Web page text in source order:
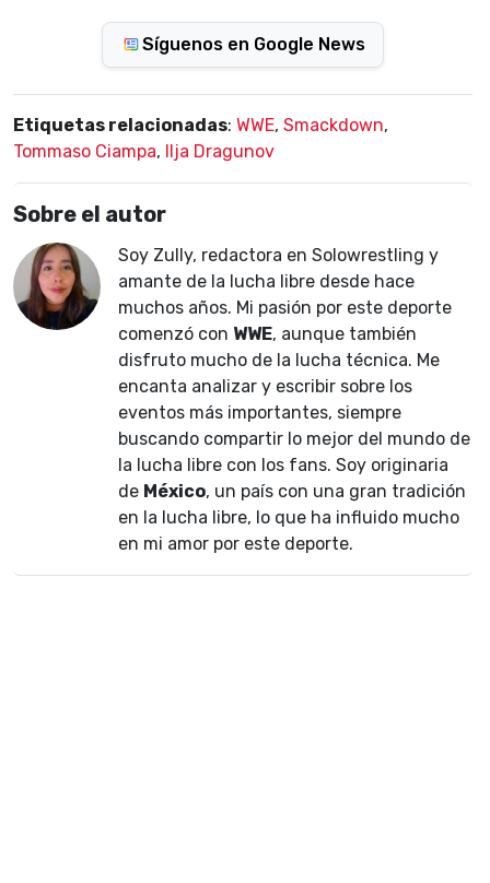
Síguenos en Google News
Etiquetas relacionadas: WWE, Smackdown,
Tommaso Ciampa, Ilja Dragunov
Sobre el autor
Soy Zully, redactora en Solowrestling y
amante de la lucha libre desde hace
muchos años. Mi pasión por este deporte
comenzó con WWE, aunque también
disfruto mucho de la lucha técnica. Me
encanta analizar y escribir sobre los
eventos más importantes, siempre
buscando compartir lo mejor del mundo de
la lucha libre con los fans. Soy originaria
de México, un país con una gran tradición
en la lucha libre, lo que ha influido mucho
en mi amor por este deporte.